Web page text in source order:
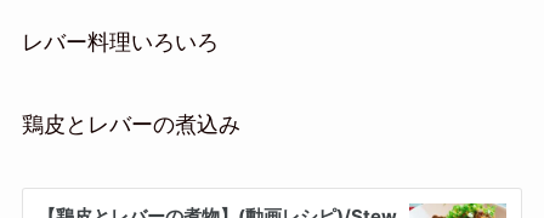
レバー料理いろいろ
鶏皮とレバーの煮込み